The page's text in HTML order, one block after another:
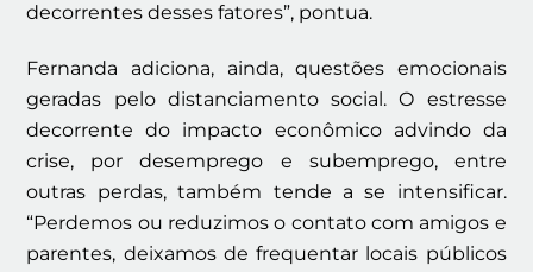
decorrentes desses fatores”, pontua.
Fernanda adiciona, ainda, questões emocionais
geradas pelo distanciamento social. O estresse
decorrente do impacto econômico advindo da
crise, por desemprego e subemprego, entre
outras perdas, também tende a se intensificar.
“Perdemos ou reduzimos o contato com amigos e
parentes, deixamos de frequentar locais públicos